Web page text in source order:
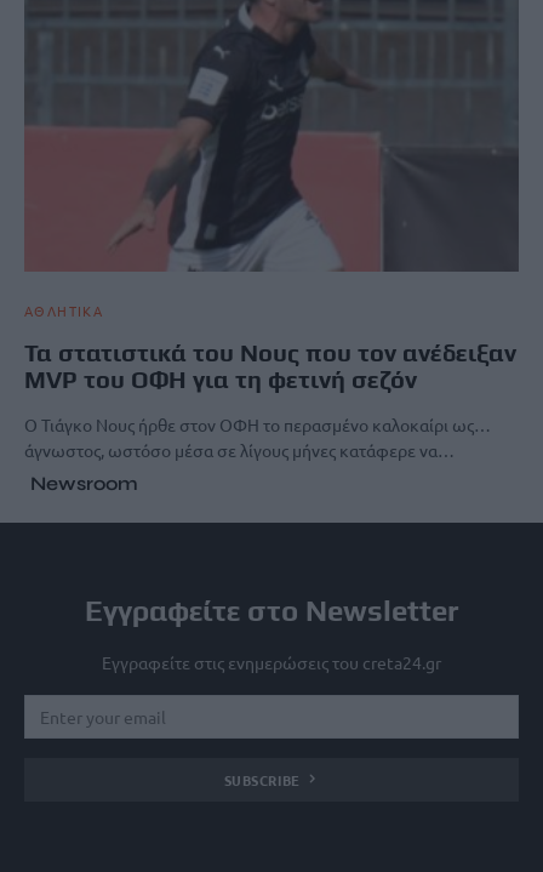
ΑΘΛΗΤΙΚΑ
Τα στατιστικά του Νους που τον ανέδειξαν
MVP του ΟΦΗ για τη φετινή σεζόν
Ο Τιάγκο Νους ήρθε στον ΟΦΗ το περασμένο καλοκαίρι ως…
άγνωστος, ωστόσο μέσα σε λίγους μήνες κατάφερε να…
Newsroom
Εγγραφείτε στο Newsletter
Εγγραφείτε στις ενημερώσεις του creta24.gr
SUBSCRIBE